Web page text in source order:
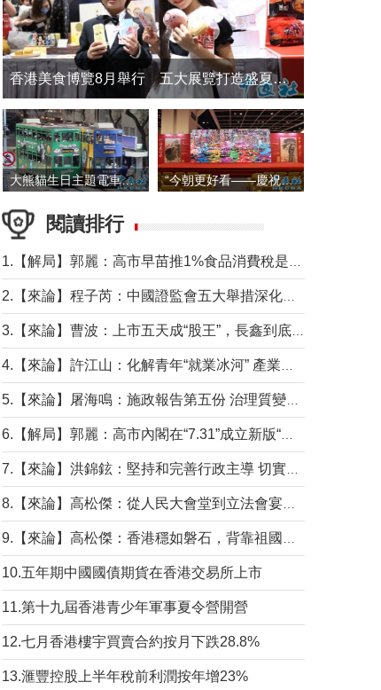
香港美食博覽8月舉行 五大展覽打造盛夏嘉年華
大熊貓生日主題電車在香港島行駛 “今朝更好看——慶祝中國共產黨成立105周年名家作品展”6日起舉行
閱讀排行
10.五年期中國國債期貨在香港交易所上市
11.第十九屆香港青少年軍事夏令營開營
12.七月香港樓宇買賣合約按月下跌28.8%
13.滙豐控股上半年稅前利潤按年增23%